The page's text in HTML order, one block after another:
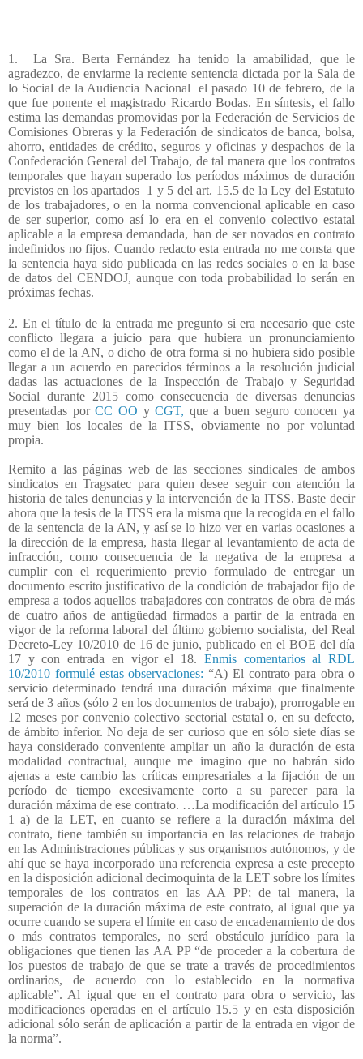
1.
La Sra. Berta Fernández ha tenido la amabilidad, que le
agradezco, de enviarme la reciente sentencia dictada por la Sala de
lo Social de la Audiencia Nacional
el pasado 10 de febrero, de la
que fue ponente el magistrado Ricardo Bodas. En síntesis, el fallo
estima las demandas promovidas por la Federación de Servicios de
Comisiones Obreras y la Federación de sindicatos de banca, bolsa,
ahorro, entidades de crédito, seguros y oficinas y despachos de la
Confederación General del Trabajo, de tal manera que los contratos
temporales que hayan superado los períodos máximos de duración
previstos en los apartados 1 y 5 del art. 15.5 de la Ley del Estatuto
de los trabajadores, o en la norma convencional aplicable en caso
de ser superior, como así lo era en el convenio colectivo estatal
aplicable a la empresa demandada, han de ser novados en contrato
indefinidos no fijos. Cuando redacto esta entrada no me consta que
la sentencia haya sido publicada en las redes sociales o en la base
de datos del CENDOJ, aunque con toda probabilidad lo serán en
próximas fechas.
2. En el título de la entrada me pregunto si era necesario que este
conflicto llegara a juicio para que hubiera un pronunciamiento
como el de la AN, o dicho de otra forma si no hubiera sido posible
llegar a un acuerdo en parecidos términos a la resolución judicial
dadas las actuaciones de la Inspección de Trabajo y Seguridad
Social durante 2015 como consecuencia de diversas denuncias
presentadas porCC OO yCGT, que a buen seguro conocen ya
muy bien los locales de la ITSS, obviamente no por voluntad
propia.
Remito a las páginas web de las secciones sindicales de ambos
sindicatos en Tragsatec para quien desee seguir con atención la
historia de tales denuncias y la intervención de la ITSS. Baste decir
ahora que la tesis de la ITSS era la misma que la recogida en el fallo
de la sentencia de la AN, y así se lo hizo ver en varias ocasiones a
la dirección de la empresa, hasta llegar al levantamiento de acta de
infracción, como consecuencia de la negativa de la empresa a
cumplir con el requerimiento previo formulado de entregar un
documento escrito justificativo de la condición de trabajador fijo de
empresa a todos aquellos trabajadores con contratos de obra de más
de cuatro años de antigüedad firmados a partir de la entrada en
vigor de la reforma laboral del último gobierno socialista, del Real
Decreto-Ley 10/2010 de 16 de junio, publicado en el BOE del día
17 y con entrada en vigor el 18. Enmis comentarios al RDL
10/2010 formulé estas observaciones: “A) El contrato para obra o
servicio determinado tendrá una duración máxima que finalmente
será de 3 años (sólo 2 en los documentos de trabajo), prorrogable en
12 meses por convenio colectivo sectorial estatal o, en su defecto,
de ámbito inferior. No deja de ser curioso que en sólo siete días se
haya considerado conveniente ampliar un año la duración de esta
modalidad contractual, aunque me imagino que no habrán sido
ajenas a este cambio las críticas empresariales a la fijación de un
período de tiempo excesivamente corto a su parecer para la
duración máxima de ese contrato. …La modificación del artículo 15
1 a) de la LET, en cuanto se refiere a la duración máxima del
contrato, tiene también su importancia en las relaciones de trabajo
en las Administraciones públicas y sus organismos autónomos, y de
ahí que se haya incorporado una referencia expresa a este precepto
en la disposición adicional decimoquinta de la LET sobre los límites
temporales de los contratos en las AA PP; de tal manera, la
superación de la duración máxima de este contrato, al igual que ya
ocurre cuando se supera el límite en caso de encadenamiento de dos
o más contratos temporales, no será obstáculo jurídico para la
obligaciones que tienen las AA PP “de proceder a la cobertura de
los puestos de trabajo de que se trate a través de procedimientos
ordinarios, de acuerdo con lo establecido en la normativa
aplicable”. Al igual que en el contrato para obra o servicio, las
modificaciones operadas en el artículo 15.5 y en esta disposición
adicional sólo serán de aplicación a partir de la entrada en vigor de
la norma”.